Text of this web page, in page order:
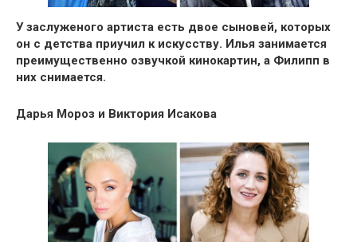
У заслуженого артиста есть двое сыновей, которых
он с детства приучил к искусству. Илья занимается
преимущественно озвучкой кинокартин, а Филипп в
них снимается.
Дарья Мороз и Виктория Исакова